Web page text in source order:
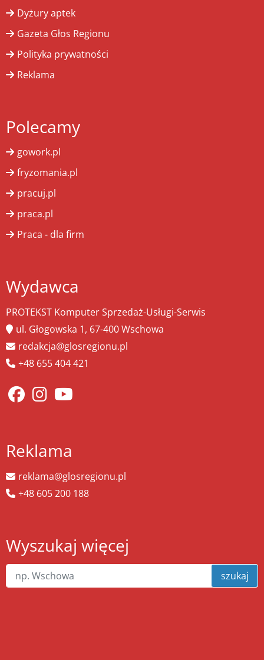
Dyżury aptek
Gazeta Głos Regionu
Polityka prywatności
Reklama
Polecamy
gowork.pl
fryzomania.pl
pracuj.pl
praca.pl
Praca - dla firm
Wydawca
PROTEKST Komputer Sprzedaż-Usługi-Serwis
ul. Głogowska 1, 67-400 Wschowa
redakcja@glosregionu.pl
+48 655 404 421
Reklama
reklama@glosregionu.pl
+48 605 200 188
Wyszukaj więcej
szukaj